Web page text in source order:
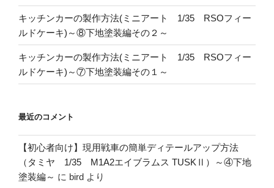
キッチンカーの製作方法(ミニアート 1/35 RSOフィー
ルドケーキ)～⑧下地塗装編その２～
キッチンカーの製作方法(ミニアート 1/35 RSOフィー
ルドケーキ)～⑦下地塗装編その１～
最近のコメント
【初心者向け】現用戦車の簡単ディテールアップ方法
（タミヤ 1/35 M1A2エイブラムス TUSKⅡ）～④下地
塗装編～ に bird より